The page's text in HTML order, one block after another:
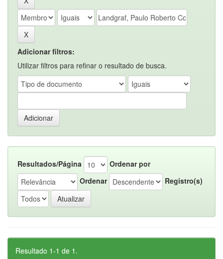
Adicionar filtros:
Utilizar filtros para refinar o resultado de busca.
Resultados/Página
Ordenar por
Ordenar
Registro(s)
Resultado 1-1 de 1.